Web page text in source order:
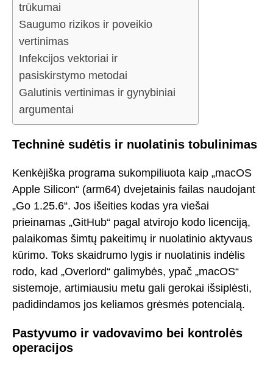
trūkumai
Saugumo rizikos ir poveikio
vertinimas
Infekcijos vektoriai ir
pasiskirstymo metodai
Galutinis vertinimas ir gynybiniai
argumentai
Techninė sudėtis ir nuolatinis tobulinimas
Kenkėjiška programa sukompiliuota kaip „macOS
Apple Silicon“ (arm64) dvejetainis failas naudojant
„Go 1.25.6“. Jos išeities kodas yra viešai
prieinamas „GitHub“ pagal atvirojo kodo licenciją,
palaikomas šimtų pakeitimų ir nuolatinio aktyvaus
kūrimo. Toks skaidrumo lygis ir nuolatinis indėlis
rodo, kad „Overlord“ galimybės, ypač „macOS“
sistemoje, artimiausiu metu gali gerokai išsiplėsti,
padidindamos jos keliamos grėsmės potencialą.
Pastyvumo ir vadovavimo bei kontrolės
operacijos